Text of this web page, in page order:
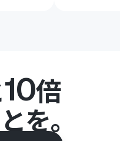
10倍
を。